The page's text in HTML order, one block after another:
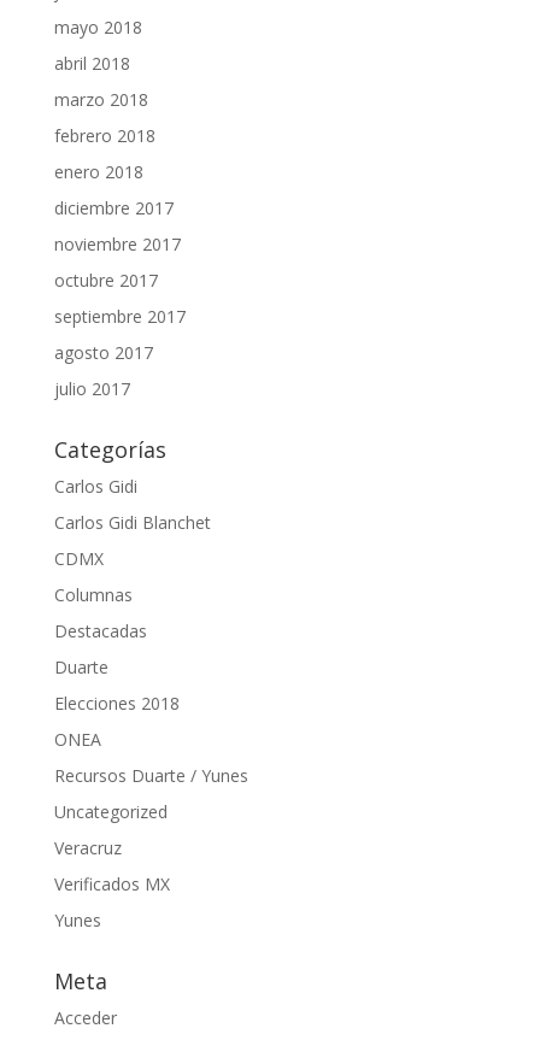
mayo 2018
abril 2018
marzo 2018
febrero 2018
enero 2018
diciembre 2017
noviembre 2017
octubre 2017
septiembre 2017
agosto 2017
julio 2017
Categorías
Carlos Gidi
Carlos Gidi Blanchet
CDMX
Columnas
Destacadas
Duarte
Elecciones 2018
ONEA
Recursos Duarte / Yunes
Uncategorized
Veracruz
Verificados MX
Yunes
Meta
Acceder